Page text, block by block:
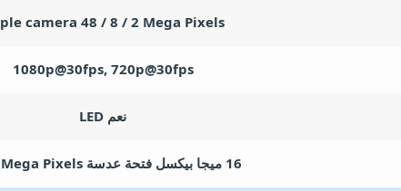
camera 48 / 8 / 2 Mega Pixels
1080p@30fps, 720p@30fps
نعم LED
16 ميجا بيكسل فتحة عدسة F/2.0 Mega Pixels